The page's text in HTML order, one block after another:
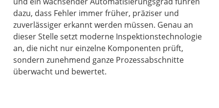
dazu, dass Fehler immer früher, präziser und
zuverlässiger erkannt werden müssen. Genau an
dieser Stelle setzt moderne Inspektionstechnologie
an, die nicht nur einzelne Komponenten prüft,
sondern zunehmend ganze Prozessabschnitte
überwacht und bewertet.